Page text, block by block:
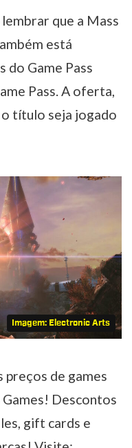
que a Mass
está
do Game Pass
Pass. A oferta,
título seja jogado
Imagem: Electronic Arts
de games
Descontos
gift cards e